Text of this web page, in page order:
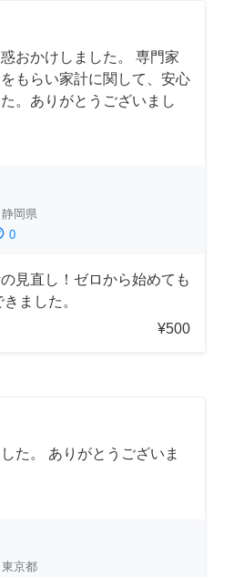
おかけしました。 専門家
もらい家計に関して、安心
。ありがとうございまし
静岡県
0
見直し！ゼロから始めても
ました。
¥500
た。 ありがとうございま
東京都